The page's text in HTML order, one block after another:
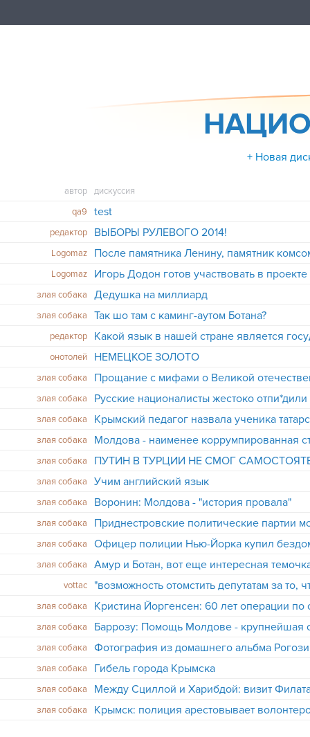
+ Новая
автор
дискуссия
qa9
test
редактор ВЫБОРЫ РУЛЕВОГО 2014!
Logomaz После памятника Ленину, памятник
Logomaz Игорь Додон готов участвовать в
злая собака Дедушка на миллиард
злая собака Так шо там с каминг-аутом Ботана?
редактор Какой язык в нашей стране является
онотолей НЕМЕЦКОЕ ЗОЛОТО
злая собака Прощание с мифами о Великой
злая собака
злая собака
Крымский педагог назвала ученика
злая собака
злая собака
ПУТИН В ТУРЦИИ НЕ СМОГ
злая собака Учим английский язык
злая собака Воронин: Молдова - "история провала"
злая собака
злая собака
Офицер полиции Нью-Йорка купил
злая собака Амур и Ботан, вот еще интересная
vottac
злая собака
Кристина Йоргенсен: 60 лет операции по
злая собака
злая собака
злая собака
Гибель города Крымска
злая собака Между Сциллой и Харибдой: визит
злая собака